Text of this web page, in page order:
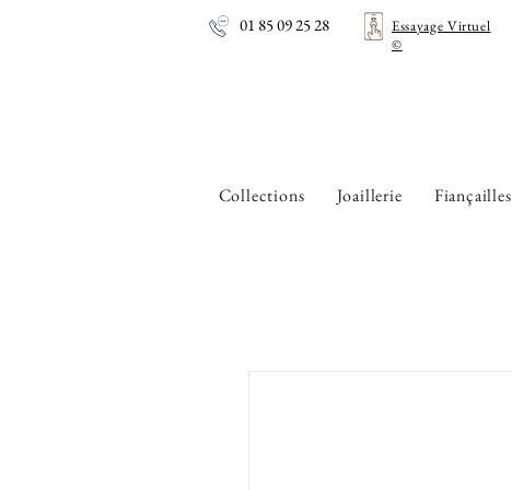
01 85 09 25 28
Essayage Virtuel
©
Collections Joaillerie Fiançailles